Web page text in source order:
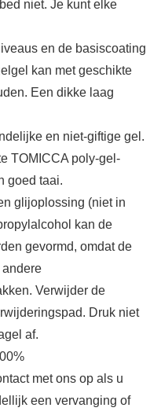
niet. Je kunt elke
en de basiscoating
kan met geschikte
Een dikke laag
en niet-giftige gel.
TOMICCA poly-gel-
goed taai.
glijoplossing (niet in
kan de
gevormd, omdat de
Verwijder de
Druk niet
af.
met ons op als u
een vervanging of